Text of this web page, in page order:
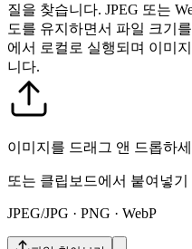
질을 찾습니다. JPEG 또는
도를 유지하면서 파일 크기
에서 로컬로 실행되며 이미
니다.
이미지를 드래그 앤 드롭하
또는 클립보드에서 붙여넣기
JPEG/JPG · PNG · WebP